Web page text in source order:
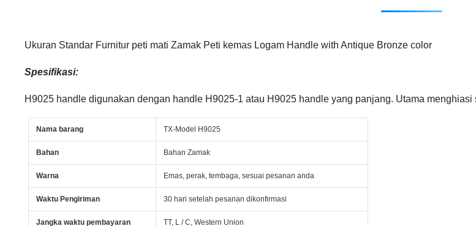
Ukuran Standar Furnitur peti mati Zamak Peti kemas Logam Handle with Antique Bronze color
Spesifikasi:
H9025 handle digunakan dengan handle H9025-1 atau H9025 handle yang panjang. Utama menghiasi
Nama barang TX-Model H9025
Bahan Bahan Zamak
Warna Emas, perak, tembaga, sesuai pesanan anda
Waktu Pengiriman 30 hari setelah pesanan dikonfirmasi
Jangka waktu pembayaran TT, L / C, Western Union